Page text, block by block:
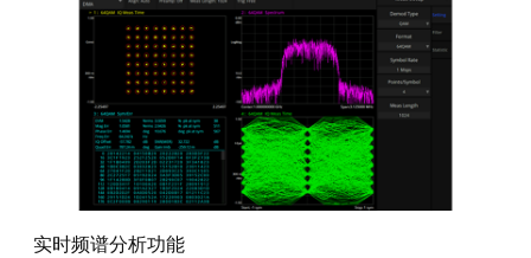
实时频谱分析功能